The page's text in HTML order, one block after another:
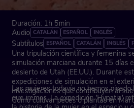
Duración: 1h 5min
Audio CATALÁN ESPAÑOL INGLÉS
Subtítulos ESPAÑOL CATALÁN INGLÉS
Una tripulación científica y femenina
simulación marciana durante 15 días
desierto de Utah (EE.UU.). Durante
expediciones de simulación en el
investigaciones que contribuyen al
Cómo cultivar peces o plantas en
Las mujeres todavía no hemos
que iremos. La expedición 'Hypatia'